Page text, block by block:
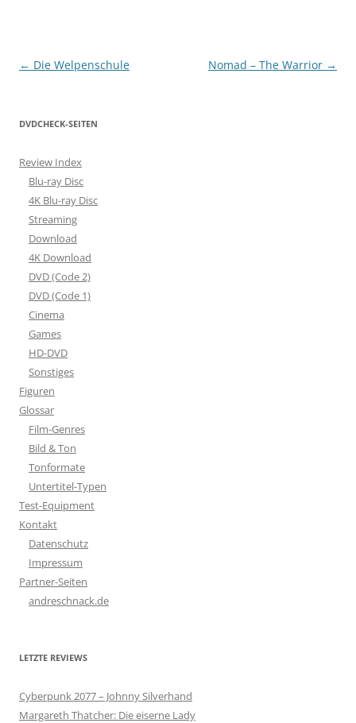
Beitragsnavigation
← Die Welpenschule Nomad – The Warrior →
DVDCHECK-SEITEN
Review Index
Blu-ray Disc
4K Blu-ray Disc
Streaming
Download
4K Download
DVD (Code 2)
DVD (Code 1)
Cinema
Games
HD-DVD
Sonstiges
Figuren
Glossar
Film-Genres
Bild & Ton
Tonformate
Untertitel-Typen
Test-Equipment
Kontakt
Datenschutz
Impressum
Partner-Seiten
andreschnack.de
LETZTE REVIEWS
Cyberpunk 2077 – Johnny Silverhand
Margareth Thatcher: Die eiserne Lady